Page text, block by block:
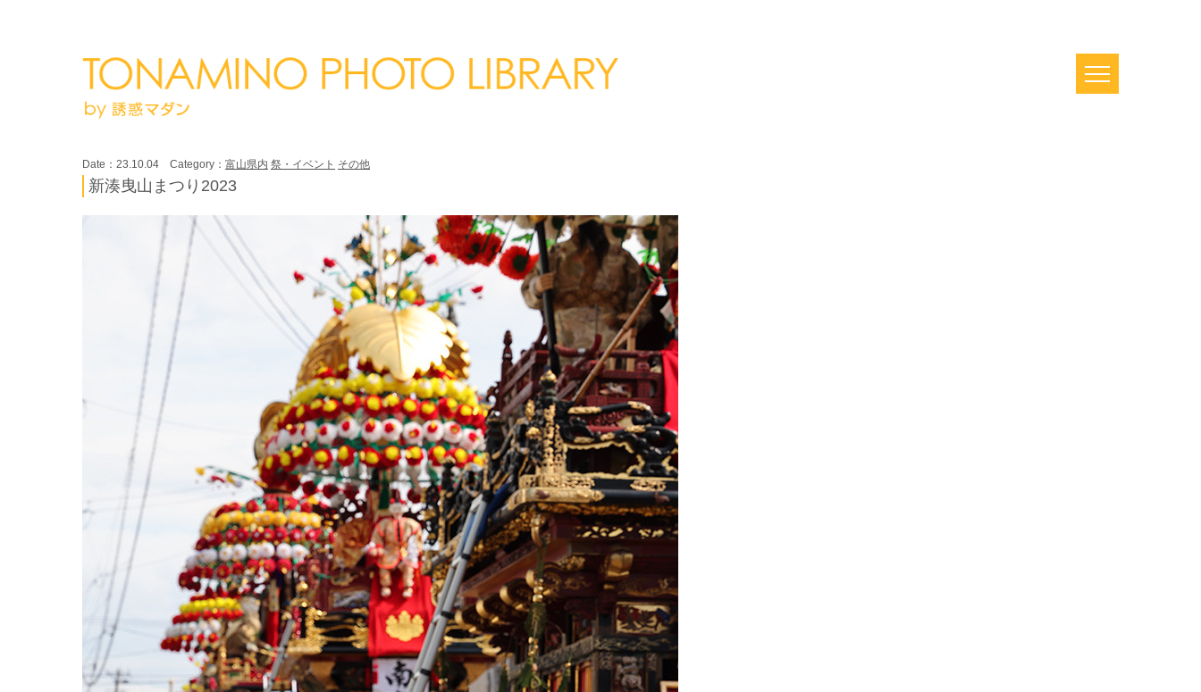
Date：23.10.04 Category： 富山県内 祭・イベント その他
新湊曳山まつり2023